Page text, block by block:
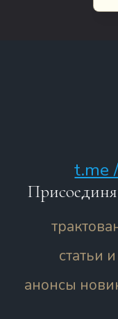
t.me
статьи
анонсы